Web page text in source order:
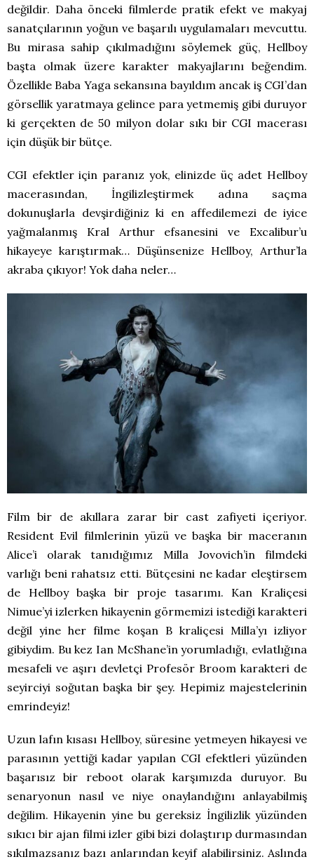
değildir. Daha önceki filmlerde pratik efekt ve makyaj
sanatçılarının yoğun ve başarılı uygulamaları mevcuttu.
Bu mirasa sahip çıkılmadığını söylemek güç, Hellboy
başta olmak üzere karakter makyajlarını beğendim.
Özellikle Baba Yaga sekansına bayıldım ancak iş CGI’dan
görsellik yaratmaya gelince para yetmemiş gibi duruyor
ki gerçekten de 50 milyon dolar sıkı bir CGI macerası
için düşük bir bütçe.
CGI efektler için paranız yok, elinizde üç adet Hellboy
macerasından, İngilizleştirmek adına saçma
dokunuşlarla devşirdiğiniz ki en affedilemezi de iyice
yağmalanmış Kral Arthur efsanesini ve Excalibur’u
hikayeye karıştırmak… Düşünsenize Hellboy, Arthur’la
akraba çıkıyor! Yok daha neler…
Film bir de akıllara zarar bir cast zafiyeti içeriyor.
Resident Evil filmlerinin yüzü ve başka bir maceranın
Alice’i olarak tanıdığımız Milla Jovovich’in filmdeki
varlığı beni rahatsız etti. Bütçesini ne kadar eleştirsem
de Hellboy başka bir proje tasarımı. Kan Kraliçesi
Nimue’yi izlerken hikayenin görmemizi istediği karakteri
değil yine her filme koşan B kraliçesi Milla’yı izliyor
gibiydim. Bu kez Ian McShane’in yorumladığı, evlatlığına
mesafeli ve aşırı devletçi Profesör Broom karakteri de
seyirciyi soğutan başka bir şey. Hepimiz majestelerinin
emrindeyiz!
Uzun lafın kısası Hellboy, süresine yetmeyen hikayesi ve
parasının yettiği kadar yapılan CGI efektleri yüzünden
başarısız bir reboot olarak karşımızda duruyor. Bu
senaryonun nasıl ve niye onaylandığını anlayabilmiş
değilim. Hikayenin yine bu gereksiz İngilizlik yüzünden
sıkıcı bir ajan filmi izler gibi bizi dolaştırıp durmasından
sıkılmazsanız bazı anlarından keyif alabilirsiniz. Aslında